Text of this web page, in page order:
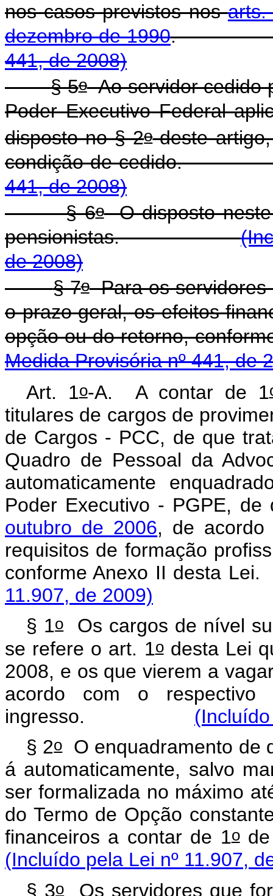
nos casos previstos nosarts.
dezembro de 1990.
441, de 2008)
§ 5oAo servidor cedido
Poder Executivo Federal
disposto no § 2odeste artigo,
condição de cedido.
441, de 2008)
§ 6oO disposto neste
pensionistas.
de 2008)
§ 7oPara os servidores
o prazo geral, os efeitos
opção ou do retorno,
Medida Provisória nº 441, de
Art. 1o-A.A contar de 1
titulares de cargos de
de Cargos - PCC, de que
Quadro de Pessoal da
automaticamente
Poder Executivo - PGPE,
outubro de 2006, de acordo
requisitos de formação
conforme Anexo
11.907, de 2009)
§ 1oOs cargos de nível
se refere o art. 1odesta Lei
2008, e os que vierem a
acordo com o
ingresso.
§ 2oO enquadramento de
á automaticamente, salvo
ser formalizada no máximo
do Termo de Opção
financeiros a contar de 1o
(Incluído pela Lei nº 11.907,
§ 3oOs servidores que